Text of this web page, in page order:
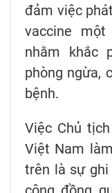
đảm việc
vaccine
nhằm khắc
phòng ngừa,
bệnh.
Việc Chủ
Việt Nam
trên là sự ghi